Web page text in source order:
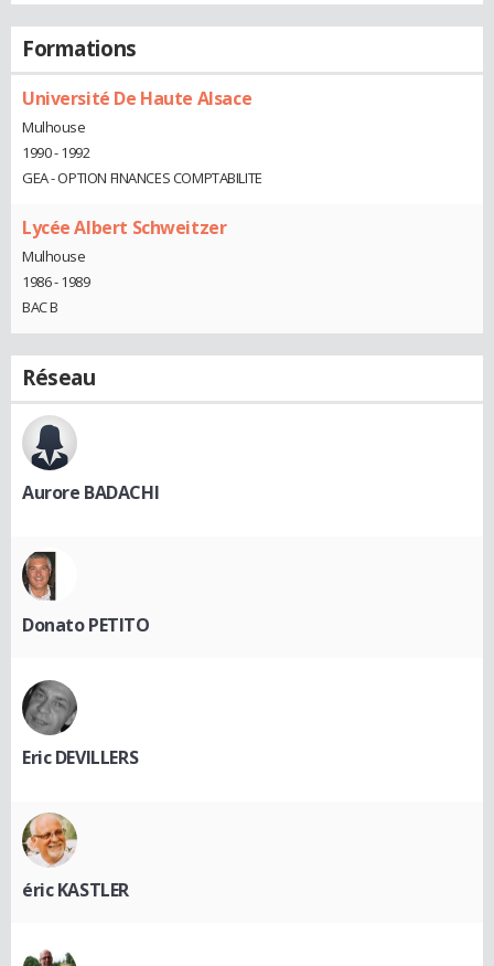
Formations
Université De Haute Alsace
Mulhouse
1990 - 1992
GEA - OPTION FINANCES COMPTABILITE
Lycée Albert Schweitzer
Mulhouse
1986 - 1989
BAC B
Réseau
Aurore BADACHI
Donato PETITO
Eric DEVILLERS
éric KASTLER